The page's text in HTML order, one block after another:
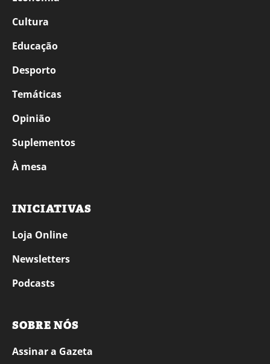
Cultura
Educação
Desporto
Temáticas
Opinião
Suplementos
À mesa
INICIATIVAS
Loja Online
Newsletters
Podcasts
SOBRE NÓS
Assinar a Gazeta